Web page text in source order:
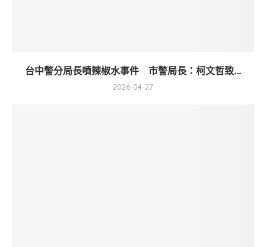
台中警分局長噴辣椒水事件 市警局長：柯文哲致...
2026-04-27